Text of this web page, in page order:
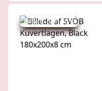
Udsalg - spar 30 %